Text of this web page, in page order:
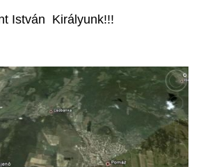
István Királyunk!!!